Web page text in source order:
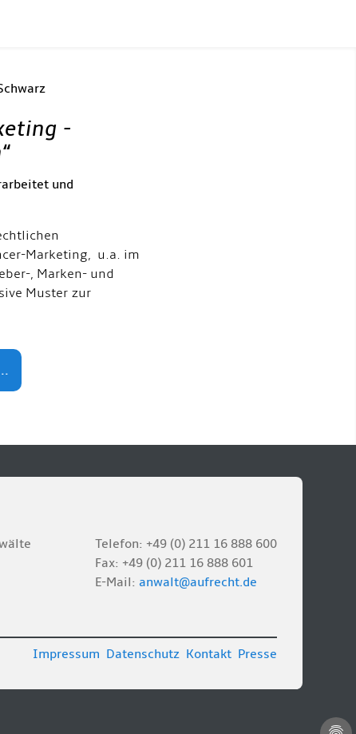
-
“
und
Marketing, u.a. im
, Marken- und
Muster zur
Telefon: +49 (0) 211 16 888 600
Fax: +49 (0) 211 16 888 601
E-Mail: anwalt@aufrecht.de
Impressum Datenschutz Kontakt Presse